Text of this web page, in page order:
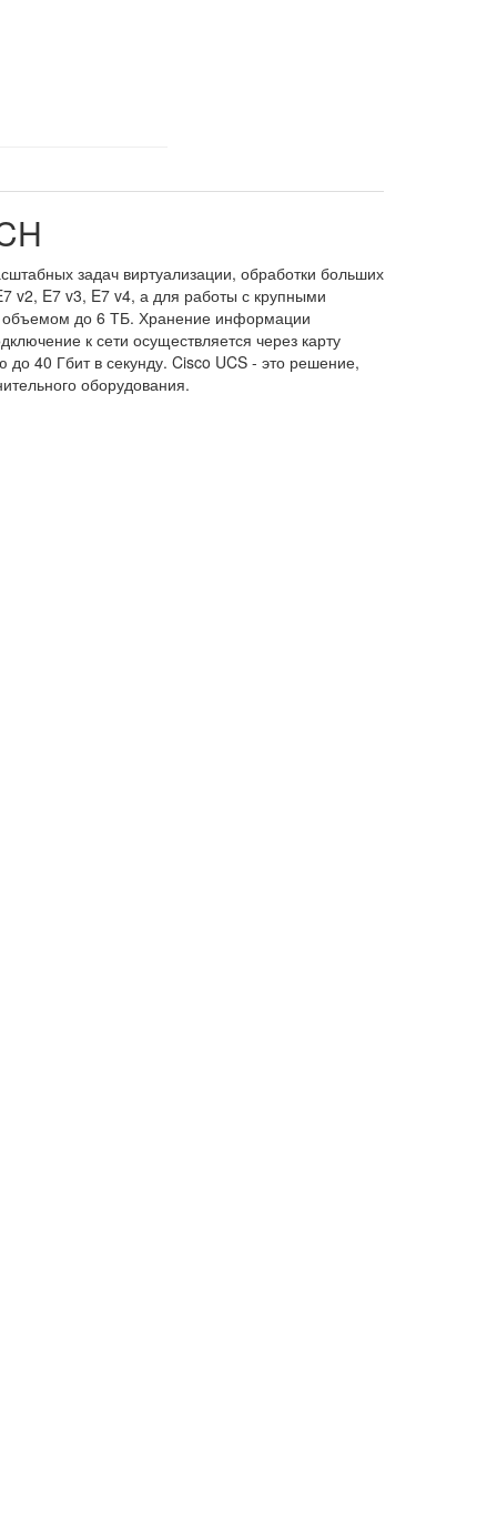
задач виртуализации, обработки больших
v2, E7 v3, E7 v4, а для работы с крупными
объемом до 6 ТБ. Хранение информации
к сети осуществляется через карту
40 Гбит в секунду. Cisco UCS - это решение,
оборудования.